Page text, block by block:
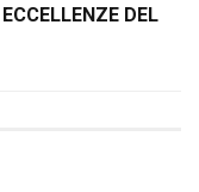
DEL